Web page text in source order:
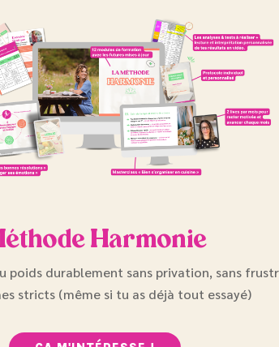
Harmonie
poids durablement sans privation, sans
stricts (même si tu as déjà tout essayé)